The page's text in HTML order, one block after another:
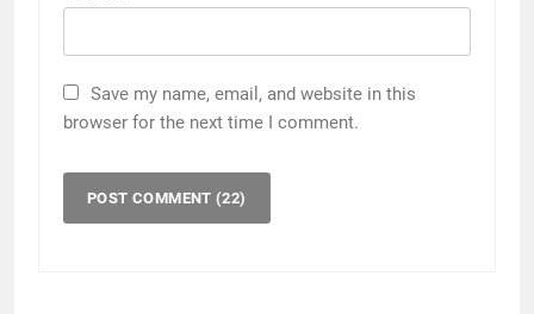
Save my name, email, and website in this
browser for the next time I comment.